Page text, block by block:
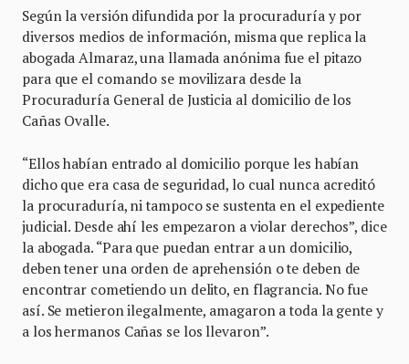
Según la versión difundida por la procuraduría y por
diversos medios de información, misma que replica la
abogada Almaraz, una llamada anónima fue el pitazo
para que el comando se movilizara desde la
Procuraduría General de Justicia al domicilio de los
Cañas Ovalle.
“Ellos habían entrado al domicilio porque les habían
dicho que era casa de seguridad, lo cual nunca acreditó
la procuraduría, ni tampoco se sustenta en el expediente
judicial. Desde ahí les empezaron a violar derechos”, dice
la abogada. “Para que puedan entrar a un domicilio,
deben tener una orden de aprehensión o te deben de
encontrar cometiendo un delito, en flagrancia. No fue
así. Se metieron ilegalmente, amagaron a toda la gente y
a los hermanos Cañas se los llevaron”.